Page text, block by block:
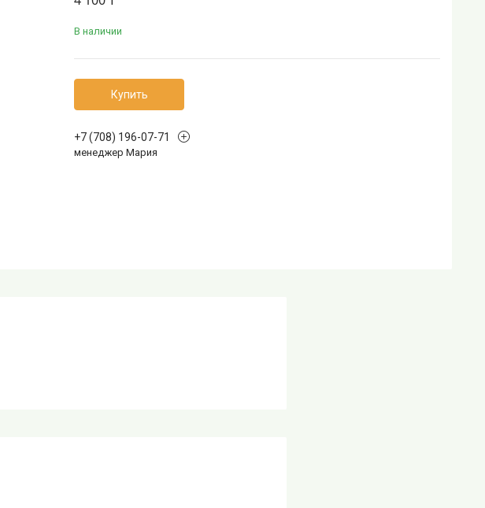
В наличии
Купить
+7 (708) 196-07-71
менеджер Мария